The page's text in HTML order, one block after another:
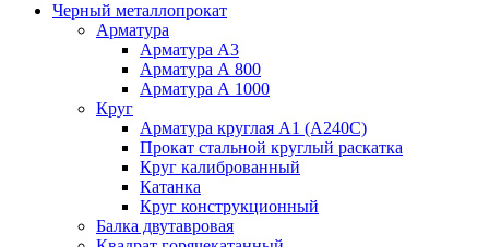
Черный металлопрокат
Арматура
Арматура А3
Арматура А 800
Арматура А 1000
Круг
Арматура круглая А1 (А240C)
Прокат стальной круглый раскатка
Круг калиброванный
Катанка
Круг конструкционный
Балка двутавровая